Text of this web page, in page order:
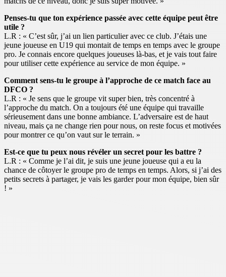
Penses-tu que ton expérience passée avec cette équipe peut être
utile ?
L.R : « C’est sûr, j’ai un lien particulier avec ce club. J’étais une
jeune joueuse en U19 qui montait de temps en temps avec le groupe
pro. Je connais encore quelques joueuses là-bas, et je vais tout faire
pour utiliser cette expérience au service de mon équipe. »
Comment sens-tu le groupe à l’approche de ce match face au
DFCO ?
L.R : « Je sens que le groupe vit super bien, très concentré à
l’approche du match. On a toujours été une équipe qui travaille
sérieusement dans une bonne ambiance. L’adversaire est de haut
niveau, mais ça ne change rien pour nous, on reste focus et motivées
pour montrer ce qu’on vaut sur le terrain. »
Est-ce que tu peux nous révéler un secret pour les battre ?
L.R : « Comme je l’ai dit, je suis une jeune joueuse qui a eu la
chance de côtoyer le groupe pro de temps en temps. Alors, si j’ai des
petits secrets à partager, je vais les garder pour mon équipe, bien sûr
! »